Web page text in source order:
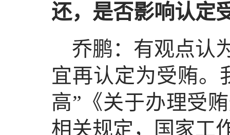
还，是否影响认定
乔鹏：有观点认
宜再认定为受贿。
高”《关于办理受
相关规定，国家工